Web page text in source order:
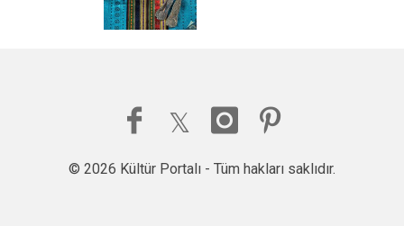
© 2026 Kültür Portalı - Tüm hakları saklıdır.